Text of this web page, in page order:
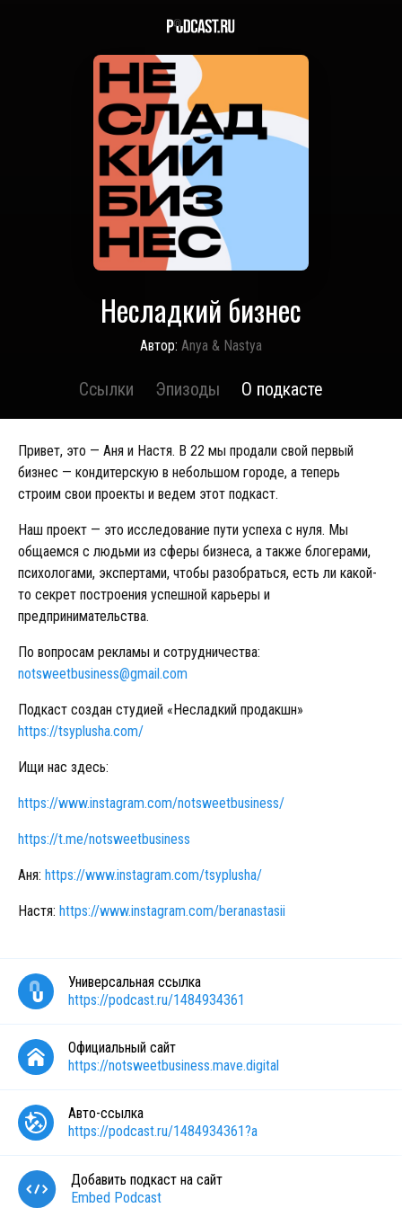
Несладкий бизнес
Автор: Anya & Nastya
Ссылки Эпизоды О подкасте
Привет, это — Аня и Настя. В 22 мы продали свой первый
бизнес — кондитерскую в небольшом городе, а теперь
строим свои проекты и ведем этот подкаст.
Наш проект — это исследование пути успеха с нуля. Мы
общаемся с людьми из сферы бизнеса, а также блогерами,
психологами, экспертами, чтобы разобраться, есть ли какой-
то секрет построения успешной карьеры и
предпринимательства.
По вопросам рекламы и сотрудничества:
notsweetbusiness@gmail.com
Подкаст создан студией «Несладкий продакшн»
https://tsyplusha.com/
Ищи нас здесь:
https://www.instagram.com/notsweetbusiness/
https://t.me/notsweetbusiness
Аня: https://www.instagram.com/tsyplusha/
Настя: https://www.instagram.com/beranastasii
Универсальная ссылка
https://podcast.ru/1484934361
Официальный сайт
https://notsweetbusiness.mave.digital
Авто-ссылка
https://podcast.ru/1484934361?a
Добавить подкаст на сайт
Embed Podcast